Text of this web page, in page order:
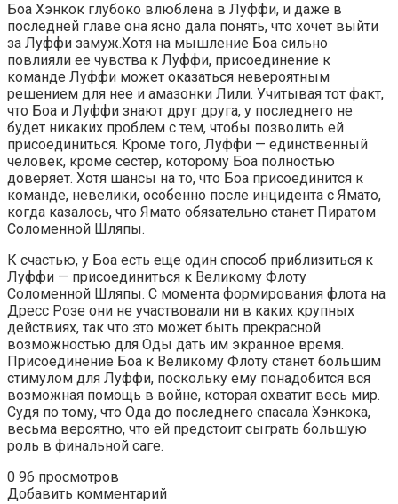
Боа Хэнкок глубоко влюблена в Луффи, и даже в
последней главе она ясно дала понять, что хочет выйти
за Луффи замуж.Хотя на мышление Боа сильно
повлияли ее чувства к Луффи, присоединение к
команде Луффи может оказаться невероятным
решением для нее и амазонки Лили. Учитывая тот факт,
что Боа и Луффи знают друг друга, у последнего не
будет никаких проблем с тем, чтобы позволить ей
присоединиться. Кроме того, Луффи — единственный
человек, кроме сестер, которому Боа полностью
доверяет. Хотя шансы на то, что Боа присоединится к
команде, невелики, особенно после инцидента с Ямато,
когда казалось, что Ямато обязательно станет Пиратом
Соломенной Шляпы.
К счастью, у Боа есть еще один способ приблизиться к
Луффи — присоединиться к Великому Флоту
Соломенной Шляпы. С момента формирования флота на
Дресс Розе они не участвовали ни в каких крупных
действиях, так что это может быть прекрасной
возможностью для Оды дать им экранное время.
Присоединение Боа к Великому Флоту станет большим
стимулом для Луффи, поскольку ему понадобится вся
возможная помощь в войне, которая охватит весь мир.
Судя по тому, что Ода до последнего спасала Хэнкока,
весьма вероятно, что ей предстоит сыграть большую
роль в финальной саге.
0 96 просмотров
Добавить комментарий